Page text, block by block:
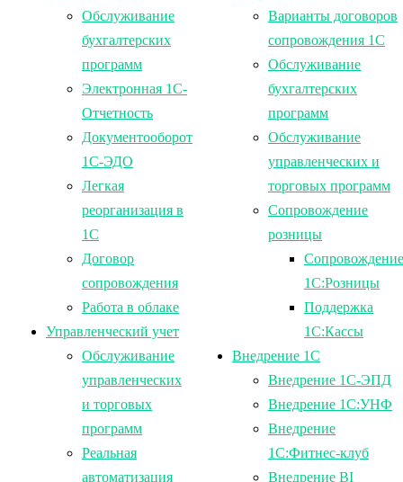
Обслуживание
бухгалтерских
программ
Электронная 1С-
Отчетность
Документооборот
1С-ЭДО
Легкая
реорганизация в
1С
Договор
сопровождения
Работа в облаке
Управленческий учет
Обслуживание
управленческих
и торговых
программ
Реальная
автоматизация
Варианты договоров
сопровождения 1С
Обслуживание
бухгалтерских
программ
Обслуживание
управленческих и
торговых программ
Сопровождение
розницы
Сопровождение
1С:Розницы
Поддержка
1С:Кассы
Внедрение 1С
Внедрение 1С-ЭПД
Внедрение 1С:УНФ
Внедрение
1С:Фитнес-клуб
Внедрение BI